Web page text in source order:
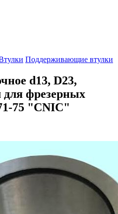
Поддерживающие втулки
d13, D23,
фрезерных
75 "CNIC"